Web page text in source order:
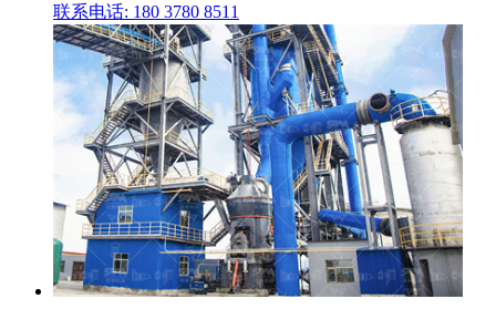
联系电话: 180 3780 8511